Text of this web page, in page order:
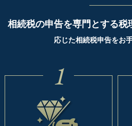
相続税の申告を専門とする税
応じた相続税申告をお
1